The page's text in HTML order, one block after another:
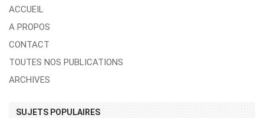
ACCUEIL
A PROPOS
CONTACT
TOUTES NOS PUBLICATIONS
ARCHIVES
SUJETS POPULAIRES